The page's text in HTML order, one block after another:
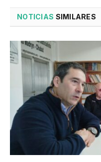
NOTICIAS SIMILARES